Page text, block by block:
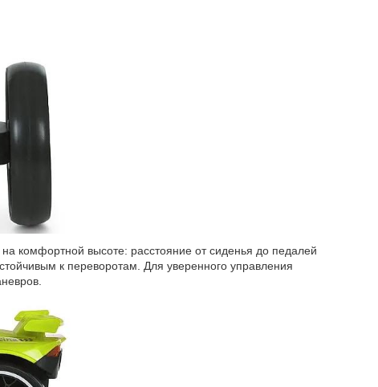
комфортной высоте: расстояние от сиденья до педалей
к переворотам. Для уверенного управления